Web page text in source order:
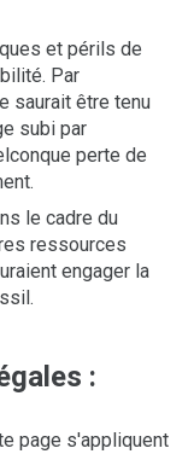
et périls de
Par
saurait être tenu
subi par
perte de
le cadre du
ressources
engager la
:
page s'appliquent